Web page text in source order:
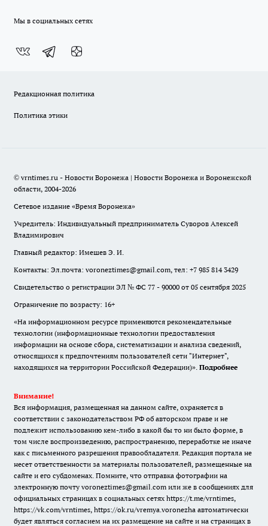
Мы в социальных сетях
Редакционная политика
Политика этики
© vrntimes.ru - Новости Воронежа | Новости Воронежа и Воронежской
области, 2004-2026
Сетевое издание «Время Воронежа»
Учредитель: Индивидуальный предприниматель Суворов Алексей
Владимирович
Главный редактор: Имешев Э. И.
Контакты: Эл.почта: voroneztimes@gmail.com, тел: +7 985 814 3429
Свидетельство о регистрации ЭЛ № ФС 77 - 90000 от 05 сентября 2025
Ограничение по возрасту: 16+
«На информационном ресурсе применяются рекомендательные
технологии (информационные технологии предоставления
информации на основе сбора, систематизации и анализа сведений,
относящихся к предпочтениям пользователей сети "Интернет",
находящихся на территории Российской Федерации)». Подробнее
Внимание!
Вся информация, размещенная на данном сайте, охраняется в
соответствии с законодательством РФ об авторском праве и не
подлежит использованию кем-либо в какой бы то ни было форме, в
том числе воспроизведению, распространению, переработке не иначе
как с письменного разрешения правообладателя. Редакция портала не
несет ответственности за материалы пользователей, размещенные на
сайте и его субдоменах. Помните, что отправка фотографии на
электронную почту voroneztimes@gmail.com или же в сообщениях для
официальных страницах в социальных сетях https://t.me/vrntimes,
https://vk.com/vrntimes, https://ok.ru/vremya.voronezha автоматически
будет являться согласием на их размещение на сайте и на страницах в